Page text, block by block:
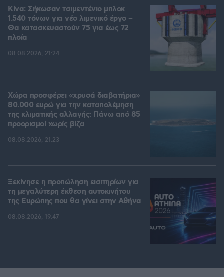
Κίνα: Σήκωσαν τσιμεντένιο μπλοκ
1.540 τόνων για νέο λιμενικό έργο –
Θα κατασκευαστούν 75 για έως 72
πλοία
08.08.2026, 21:24
Χώρα προσφέρει «χρυσά διαβατήρια»
80.000 ευρώ για την καταπολέμηση
της κλιματικής αλλαγής: Πάνω από 85
προορισμοί χωρίς βίζα
08.08.2026, 21:23
Ξεκίνησε η προπώληση εισιτηρίων για
τη μεγαλύτερη έκθεση αυτοκινήτου
της Ευρώπης που θα γίνει στην Αθήνα
08.08.2026, 19:47